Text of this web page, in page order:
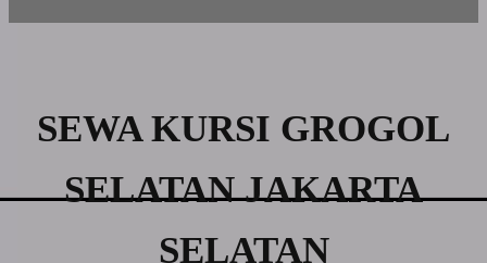
SEWA KURSI GROGOL
SELATAN JAKARTA
SELATAN